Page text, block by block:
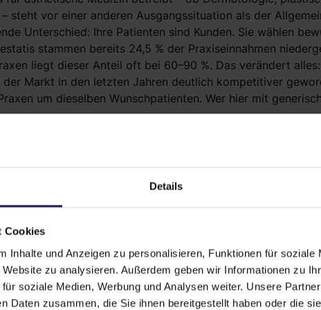
Details
Cookies
Inhalte und Anzeigen zu personalisieren, Funktionen für soziale
zu analysieren. Außerdem geben wir Informationen zu
soziale Medien, Werbung und Analysen weiter. Unsere
Daten zusammen, die Sie ihnen bereitgestellt haben oder die
steht vor einer anderen Ausgangssituation als der
Unterschied: Ihre Patienten sind Kunden. Sie wählen
stammen bereits 24,5 % der Praxiseinnahmen
liegt dieser Anteil oft bei 60–90 %. Das verändert
Markt in den letzten Jahren deutlich kompetitiver
um dieselben Wunschpatienten. Wer hier mit
wichtigsten Hebel im
Medizin
Sichtbarkeit: Gefunden
auftaucht